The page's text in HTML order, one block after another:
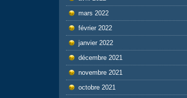
mars 2022
février 2022
janvier 2022
décembre 2021
novembre 2021
octobre 2021